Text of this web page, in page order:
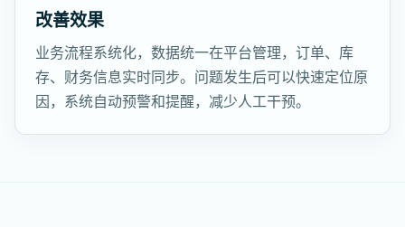
改善效果
业务流程系统化，数据统一在平台管理，订单、库
存、财务信息实时同步。问题发生后可以快速定位原
因，系统自动预警和提醒，减少人工干预。